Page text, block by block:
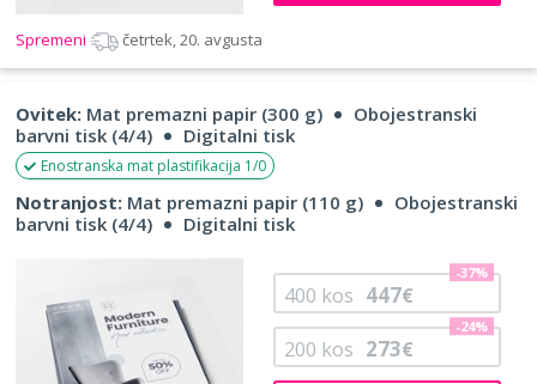
Spremeni četrtek, 20. avgusta
Ovitek: Mat premazni papir (300 g)
Obojestranski
barvni tisk (4/4)
Digitalni tisk
Enostranska mat plastifikacija 1/0
Notranjost: Mat premazni papir (110 g)
Obojestranski
barvni tisk (4/4)
Digitalni tisk
200 kos 273€
-24%
400 kos 447€
-37%